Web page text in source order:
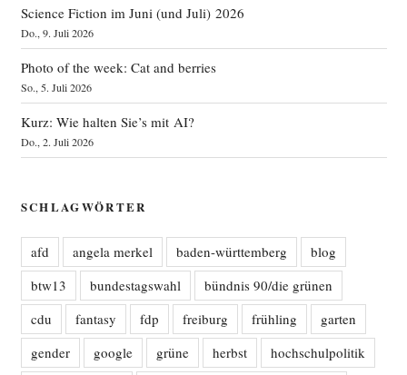
Science Fiction im Juni (und Juli) 2026
Do., 9. Juli 2026
Photo of the week: Cat and berries
So., 5. Juli 2026
Kurz: Wie halten Sie’s mit AI?
Do., 2. Juli 2026
SCHLAGWÖRTER
afd angela merkel baden-württemberg
blog
btw13
bundestagswahl
bündnis 90/die grünen
cdu
fantasy fdp freiburg frühling
garten
gender
google grüne herbst
hochschulpolitik